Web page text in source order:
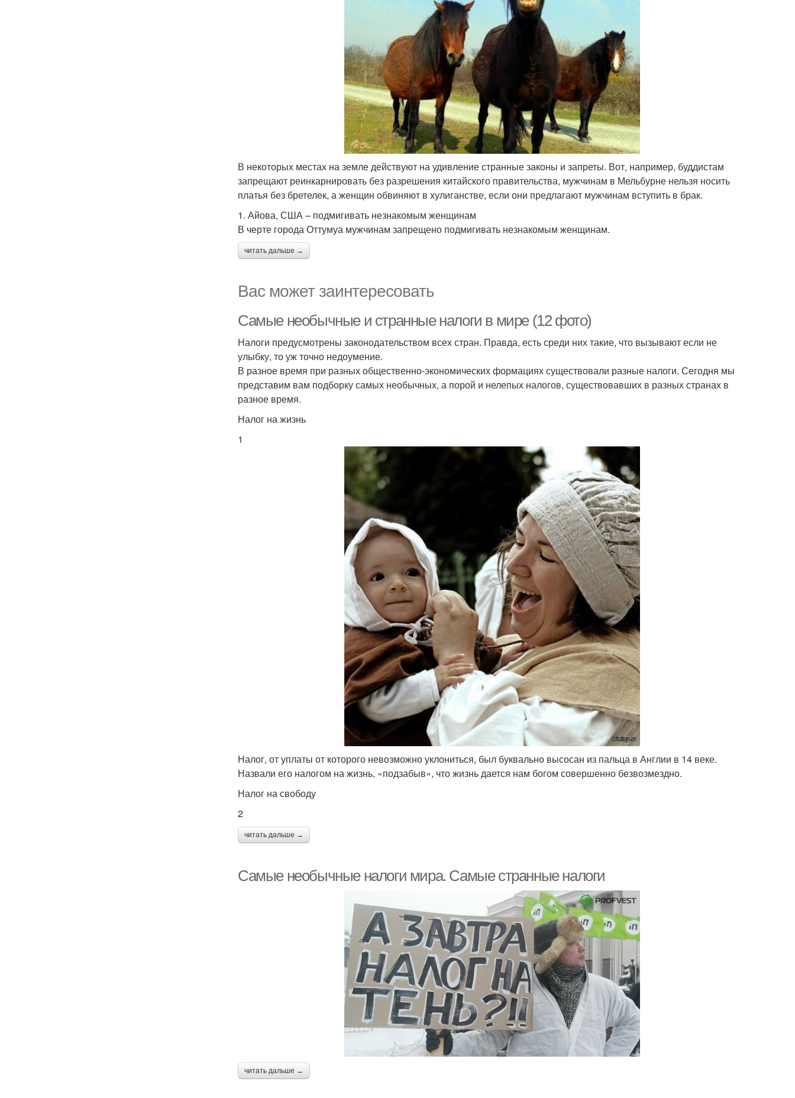
В некоторых местах на земле действуют на удивление странные законы и запреты. Вот, например, буддистам
запрещают реинкарнировать без разрешения китайского правительства, мужчинам в Мельбурне нельзя носить
платья без бретелек, а женщин обвиняют в хулиганстве, если они предлагают мужчинам вступить в брак.
1. Айова, США – подмигивать незнакомым женщинам
В черте города Оттумуа мужчинам запрещено подмигивать незнакомым женщинам.
читать дальше →
Вас может заинтересовать
Самые необычные и странные налоги в мире (12 фото)
Налоги предусмотрены законодательством всех стран. Правда, есть среди них такие, что вызывают если не
улыбку, то уж точно недоумение.
В разное время при разных общественно-экономических формациях существовали разные налоги. Сегодня мы
представим вам подборку самых необычных, а порой и нелепых налогов, существовавших в разных странах в
разное время.
Налог на жизнь
1
Налог, от уплаты от которого невозможно уклониться, был буквально высосан из пальца в Англии в 14 веке.
Назвали его налогом на жизнь, «подзабыв», что жизнь дается нам богом совершенно безвозмездно.
Налог на свободу
2
читать дальше →
Самые необычные налоги мира. Самые странные налоги
читать дальше →